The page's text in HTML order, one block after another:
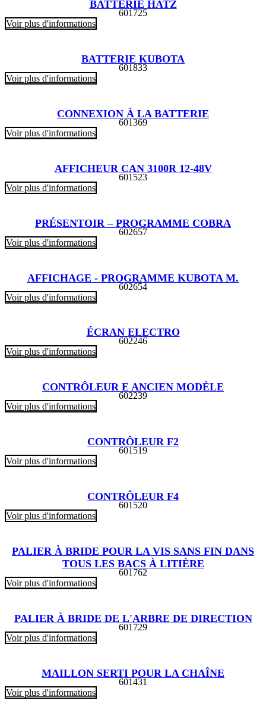
BATTERIE HATZ
601725
Voir plus d'informations
BATTERIE KUBOTA
601833
Voir plus d'informations
CONNEXION À LA BATTERIE
601369
Voir plus d'informations
AFFICHEUR CAN 3100R 12-48V
601523
Voir plus d'informations
PRÉSENTOIR – PROGRAMME COBRA
602657
Voir plus d'informations
AFFICHAGE - PROGRAMME KUBOTA M.
602654
Voir plus d'informations
ÉCRAN ELECTRO
602246
Voir plus d'informations
CONTRÔLEUR E ANCIEN MODÈLE
602239
Voir plus d'informations
CONTRÔLEUR F2
601519
Voir plus d'informations
CONTRÔLEUR F4
601520
Voir plus d'informations
PALIER À BRIDE POUR LA VIS SANS FIN DANS
TOUS LES BACS À LITIÈRE
601762
Voir plus d'informations
PALIER À BRIDE DE L'ARBRE DE DIRECTION
601729
Voir plus d'informations
MAILLON SERTI POUR LA CHAÎNE
601431
Voir plus d'informations